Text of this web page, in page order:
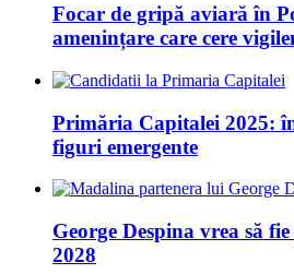
Focar de gripă aviară în
amenințare care cere
Primăria Capitalei 2025:
figuri emergente
George Despina vrea să
2028